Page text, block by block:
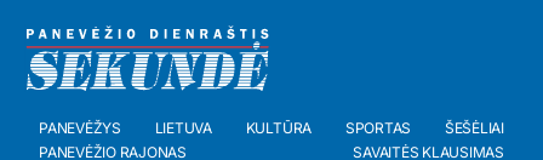
PANEVĖŽYS LIETUVA KULTŪRA SPORTAS
ŠEŠĖLIAI
PANEVĖŽIO RAJONAS
SAVAITĖS KLAUSIMAS